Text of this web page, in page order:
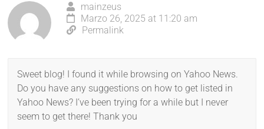
mainzeus
Marzo 26, 2025 at 11:20 am
Permalink
Sweet blog! I found it while browsing on Yahoo News.
Do you have any suggestions on how to get listed in
Yahoo News? I’ve been trying for a while but I never
seem to get there! Thank you